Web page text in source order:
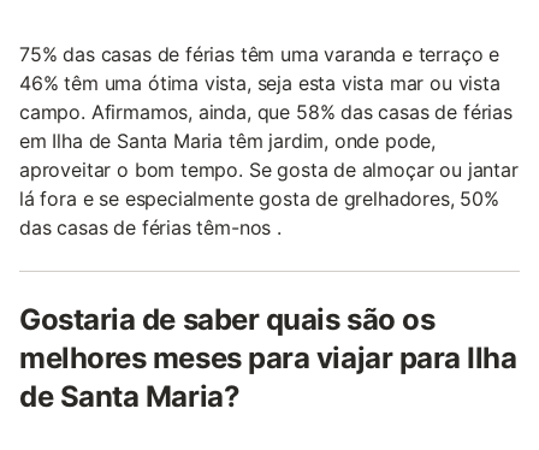
75% das casas de férias têm uma varanda e terraço e
46% têm uma ótima vista, seja esta vista mar ou vista
campo. Afirmamos, ainda, que 58% das casas de férias
em Ilha de Santa Maria têm jardim, onde pode,
aproveitar o bom tempo. Se gosta de almoçar ou jantar
lá fora e se especialmente gosta de grelhadores, 50%
das casas de férias têm-nos .
Gostaria de saber quais são os
melhores meses para viajar para Ilha
de Santa Maria?